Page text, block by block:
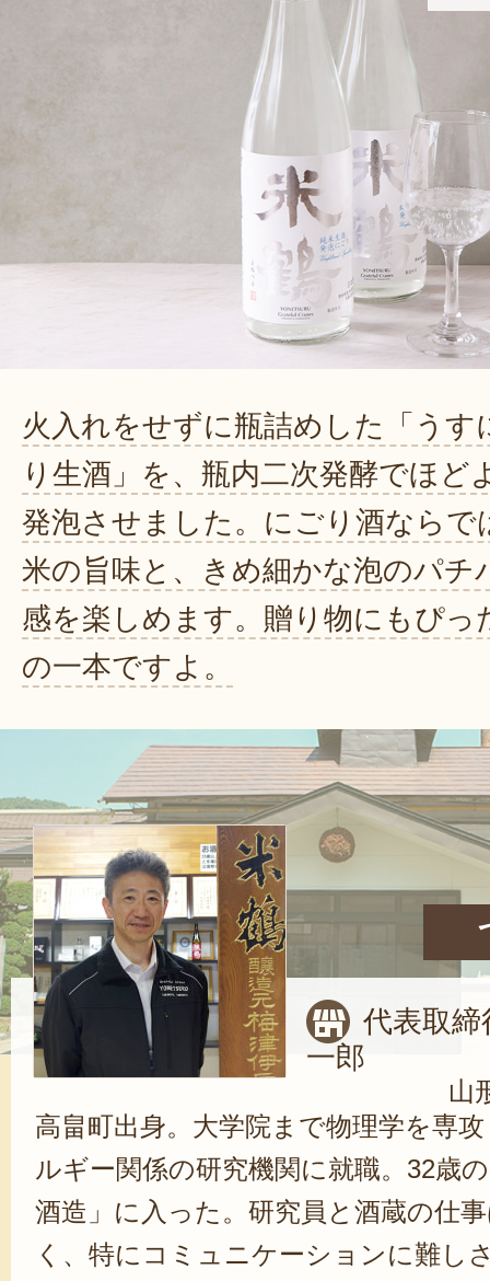
火入れをせずに瓶詰めした「うす
り生酒」を、瓶内二次発酵でほど
発泡させました。にごり酒ならで
米の旨味と、きめ細かな泡のパチ
感を楽しめます。贈り物にもぴっ
の一本ですよ。
代表取締
一郎
山
高畠町出身。大学院まで物理学を専
ルギー関係の研究機関に就職。32歳
酒造」に入った。研究員と酒蔵の仕
く、特にコミュニケーションに難し